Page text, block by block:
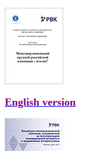
English version